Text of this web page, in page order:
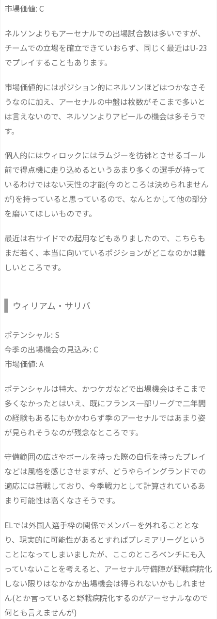
市場価値: C
ネルソンよりもアーセナルでの出場試合数は多いですが、
チームでの立場を確立できていおらず、同じく最近はU-23
でプレイすることもあります。
市場価値的にはポジション的にネルソンほどはつかなさそ
うなのに加え、アーセナルの中盤は枚数がそこまで多いと
は言えないので、ネルソンよりアピールの機会は多そうで
す。
個人的にはウィロックにはラムジーを彷彿とさせるゴール
前で得点機に走り込めるというあまり多くの選手が持って
いるわけではない天性の才能(今のところは決められません
が)を持っていると思っているので、なんとかして他の部分
を磨いてほしいものです。
最近は右サイドでの起用などもありましたので、こちらも
まだ若く、本当に向いているポジションがどこなのかは難
しいところです。
ウィリアム・サリバ
ポテンシャル: S
今季の出場機会の見込み: C
市場価値: A
ポテンシャルは特大、かつケガなどで出場機会はそこまで
多くなかったとはいえ、既にフランス一部リーグで二年間
の経験もあるにもかかわらず季のアーセナルではあまり姿
が見られそうなのが残念なところです。
守備範囲の広さやボールを持った際の自信を持ったプレイ
などは風格を感じさせますが、どうやらイングランドでの
適応には苦戦しており、今季戦力として計算されているあ
まり可能性は高くなさそうです。
ELでは外国人選手枠の関係でメンバーを外れることとな
り、現実的に可能性があるとすればプレミアリーグという
ことになってしまいましたが、ここのところベンチにも入
っていないことを考えると、アーセナル守備陣が野戦病院化
しない限りはなかなか出場機会は得られないかもしれませ
ん(とか言っていると野戦病院化するのがアーセナルなので
何とも言えませんが)